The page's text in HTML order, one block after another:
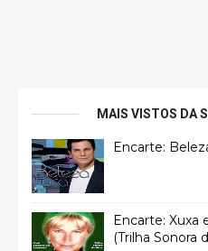
MAIS VISTOS DA
Encarte:
Encarte: Xuxa
(Trilha Sonora